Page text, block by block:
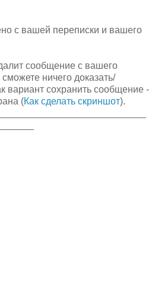
с вашей переписки и вашего
сообщение с вашего
ничего доказать/
вариант сохранить сообщение -
(Как сделать скриншот).